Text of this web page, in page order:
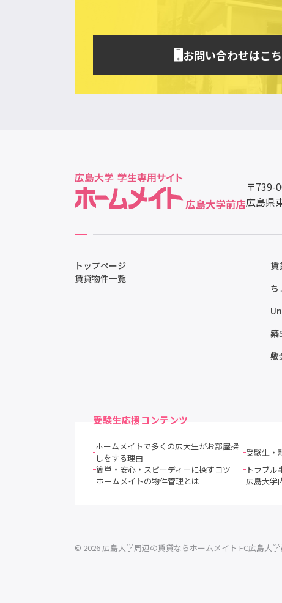
お問い合わせはこ
〒739-
広島県
トップページ
賃貸物件一覧
賃
ち
築
敷
受験生応援コンテンツ
ホームメイトで多くの広大生がお部屋探
しをする理由
受験生・
簡単・安心・スピーディーに探すコツ
トラブル
ホームメイトの物件管理とは
広島大学
© 2026 広島大学周辺の賃貸ならホームメイト FC広島大